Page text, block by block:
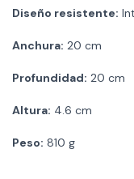
Diseño resistente:
Anchura: 20 cm
Profundidad: 20 cm
Altura: 4.6 cm
Peso: 810 g